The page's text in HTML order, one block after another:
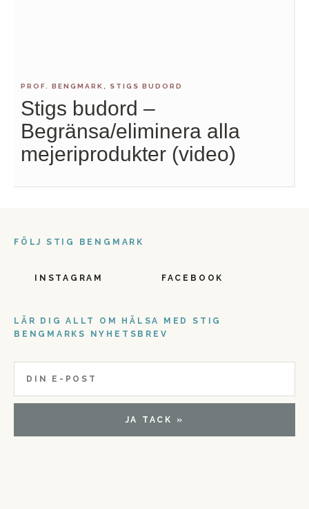
PROF. BENGMARK, STIGS BUDORD
Stigs budord –
Begränsa/eliminera alla
mejeriprodukter (video)
FÖLJ STIG BENGMARK
INSTAGRAM FACEBOOK
LÄR DIG ALLT OM HÄLSA MED STIG
BENGMARKS NYHETSBREV
JA TACK »